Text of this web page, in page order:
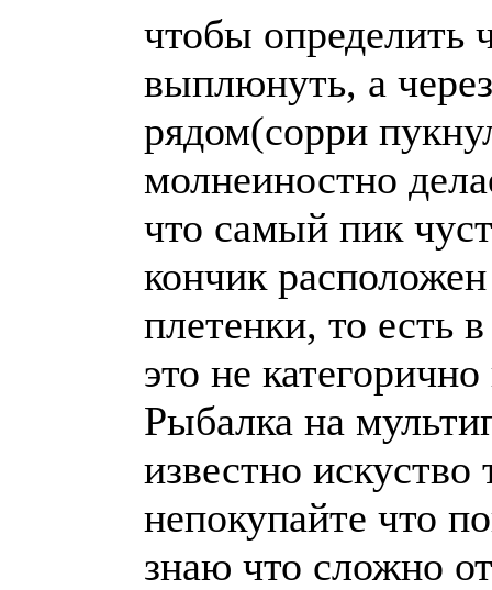
чтобы определить
выплюнуть, а
рядом(сорри
молнеиностно
что самый пик
кончик
плетенки, то есть
это не
Рыбалка на
известно
непокупайте что
знаю что сложно